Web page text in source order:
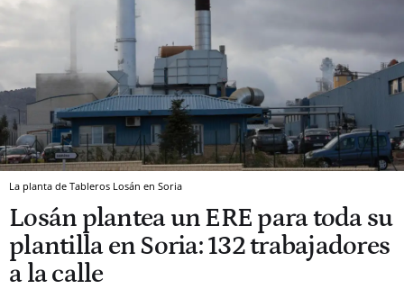
La planta de Tableros Losán en Soria
Losán plantea un ERE para toda su
plantilla en Soria: 132 trabajadores
a la calle